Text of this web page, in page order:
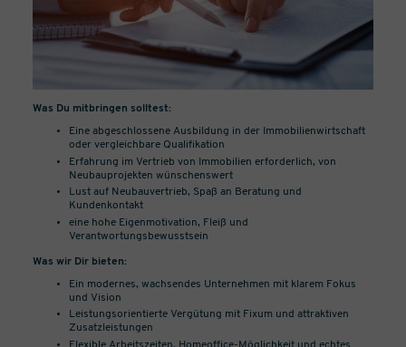
Was Du mitbringen solltest:
Eine abgeschlossene Ausbildung in der Immobilienwirtschaft
oder vergleichbare Qualifikation
Erfahrung im Vertrieb von Immobilien erforderlich, von
Neubauprojekten wünschenswert
Lust auf Neubauvertrieb, Spaß an Beratung und
Kundenkontakt
eine hohe Eigenmotivation, Fleiß und
Verantwortungsbewusstsein
Was wir Dir bieten:
Ein modernes, wachsendes Unternehmen mit klarem Fokus
und Vision
Leistungsorientierte Vergütung mit Fixum und attraktiven
Zusatzleistungen